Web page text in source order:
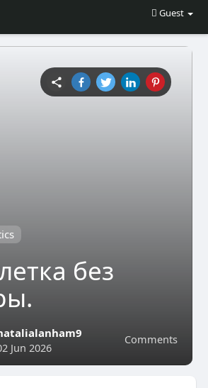
Guest
без
Comments
Jun 2026